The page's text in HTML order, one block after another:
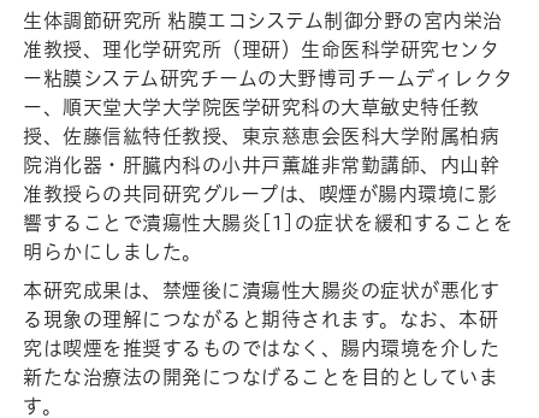
生体調節研究所 粘膜エコシステム制御分野の宮内栄治
准教授、理化学研究所（理研）生命医科学研究センタ
ー粘膜システム研究チームの大野博司チームディレクタ
ー、順天堂大学大学院医学研究科の大草敏史特任教
授、佐藤信紘特任教授、東京慈恵会医科大学附属柏病
院消化器・肝臓内科の小井戸薫雄非常勤講師、内山幹
准教授らの共同研究グループは、喫煙が腸内環境に影
響することで潰瘍性大腸炎[1]の症状を緩和することを
明らかにしました。
本研究成果は、禁煙後に潰瘍性大腸炎の症状が悪化す
る現象の理解につながると期待されます。なお、本研
究は喫煙を推奨するものではなく、腸内環境を介した
新たな治療法の開発につなげることを目的としていま
す。